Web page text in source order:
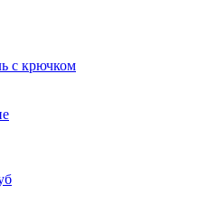
с крючком